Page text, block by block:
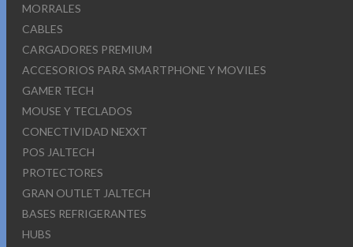
MORRALES
CABLES
CARGADORES PREMIUM
ACCESORIOS PARA SMARTPHONE Y MOVILES
GAMER TECH
MOUSE Y TECLADOS
CONECTIVIDAD NEXXT
POS JALTECH
PROTECTORES
GRAN OUTLET JALTECH
BASES REFRIGERANTES
HUBS